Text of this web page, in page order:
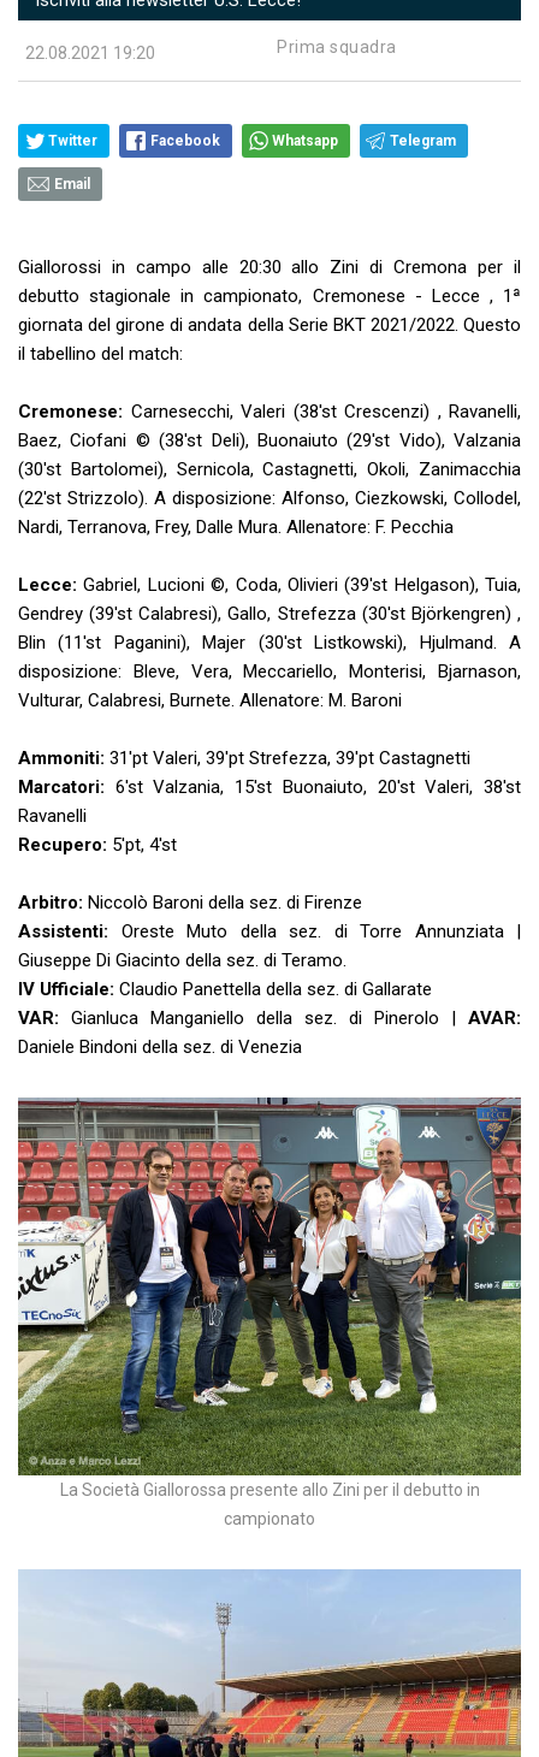
22.08.2021 19:20 Prima squadra
Twitter Facebook Whatsapp Telegram
Email
Giallorossi in campo alle 20:30 allo Zini di Cremona per il
debutto stagionale in campionato, Cremonese - Lecce , 1ª
giornata del girone di andata della Serie BKT 2021/2022. Questo
il tabellino del match:
Cremonese: Carnesecchi, Valeri (38'st Crescenzi) , Ravanelli,
Baez, Ciofani © (38'st Deli), Buonaiuto (29'st Vido), Valzania
(30'st Bartolomei), Sernicola, Castagnetti, Okoli, Zanimacchia
(22'st Strizzolo). A disposizione: Alfonso, Ciezkowski, Collodel,
Nardi, Terranova, Frey, Dalle Mura. Allenatore: F. Pecchia
Lecce:Gabriel, Lucioni ©, Coda, Olivieri (39'st Helgason), Tuia,
Gendrey (39'st Calabresi), Gallo, Strefezza (30'st Björkengren) ,
Blin (11'st Paganini), Majer (30'st Listkowski), Hjulmand. A
disposizione: Bleve, Vera, Meccariello, Monterisi, Bjarnason,
Vulturar, Calabresi, Burnete. Allenatore: M. Baroni
Ammoniti: 31'pt Valeri, 39'pt Strefezza, 39'pt Castagnetti
Marcatori: 6'st Valzania, 15'st Buonaiuto, 20'st Valeri, 38'st
Ravanelli
Recupero: 5'pt, 4'st
Arbitro: Niccolò Baroni della sez. di Firenze
Assistenti: Oreste Muto della sez. di Torre Annunziata |
Giuseppe Di Giacinto della sez. di Teramo.
IV Ufficiale: Claudio Panettella della sez. di Gallarate
VAR: Gianluca Manganiello della sez. di Pinerolo | AVAR:
Daniele Bindoni della sez. di Venezia
La Società Giallorossa presente allo Zini per il debutto in
campionato